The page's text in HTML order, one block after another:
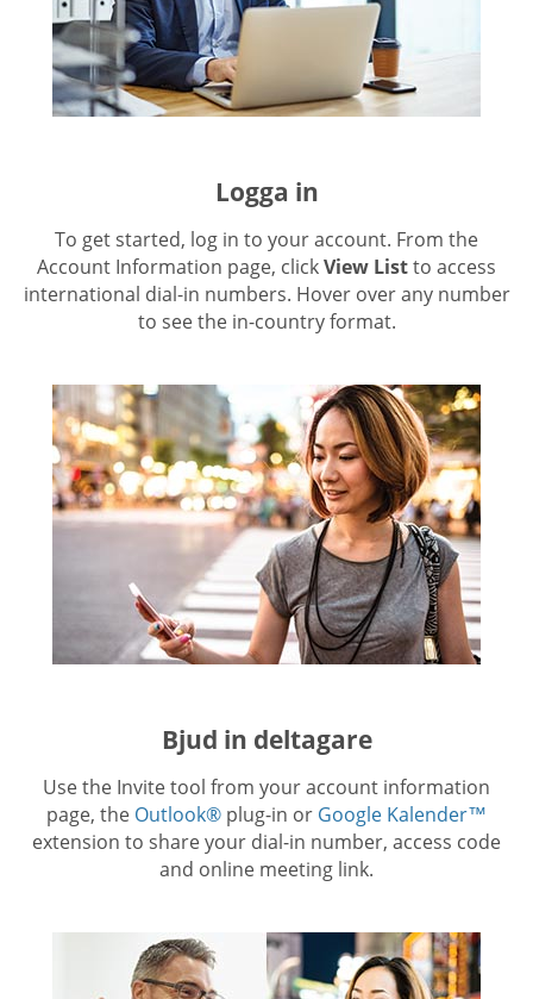
Logga in
To get started, log in to your account. From the
Account Information page, clickView Listto access
international dial-in numbers. Hover over any number
to see the in-country format.
Bjud in deltagare
Use the Invite tool from your account information
page, the Outlook® plug-in or Google Kalender™
extension to share your dial-in number, access code
and online meeting link.